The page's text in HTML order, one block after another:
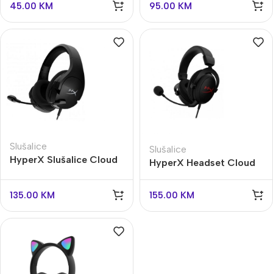
45.00 KM 95.00 KM
Slušalice
HyperX Slušalice Cloud
135.00 KM
Slušalice
HyperX Headset Cloud
155.00 KM